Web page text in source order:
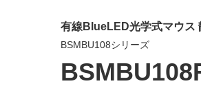
有線BlueLED光学式マウス
BSMBU108シリーズ